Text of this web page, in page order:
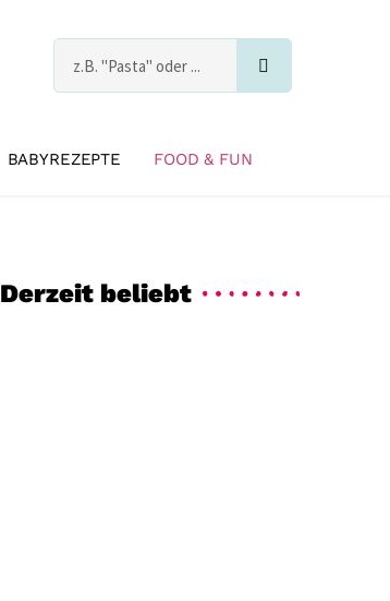
Suche
BABYREZEPTE FOOD & FUN
Derzeit beliebt